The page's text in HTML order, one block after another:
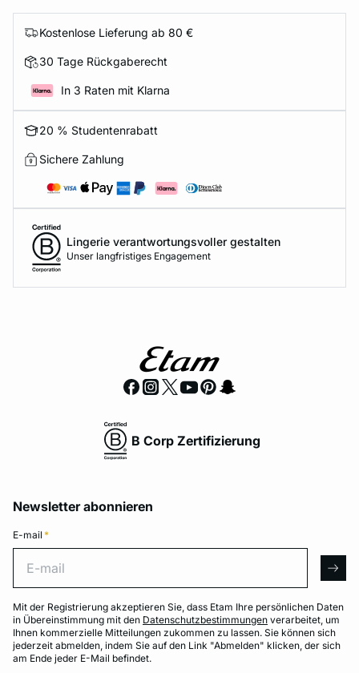
Kostenlose Lieferung ab 80 €
30 Tage Rückgaberecht
In 3 Raten mit Klarna
20 % Studentenrabatt
Sichere Zahlung
Lingerie verantwortungsvoller gestalten
Unser langfristiges Engagement
B Corp Zertifizierung
Newsletter abonnieren
E-mail *
Mit der Registrierung akzeptieren Sie, dass Etam Ihre persönlichen Daten
in Übereinstimmung mit den Datenschutzbestimmungen verarbeitet, um
Ihnen kommerzielle Mitteilungen zukommen zu lassen. Sie können sich
jederzeit abmelden, indem Sie auf den Link "Abmelden" klicken, der sich
am Ende jeder E-Mail befindet.